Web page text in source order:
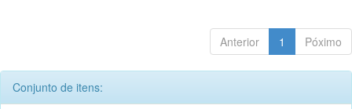
Anterior 1 Póximo
Conjunto de itens: